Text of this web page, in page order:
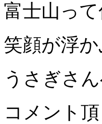
富士山っ
笑顔が浮
うさぎさ
コメント